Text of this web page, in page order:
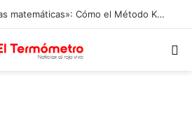
El fin del «terror a las matemáticas»: Cómo el Método Kumon conquista a Chile desde la autonomía y la neurociencia